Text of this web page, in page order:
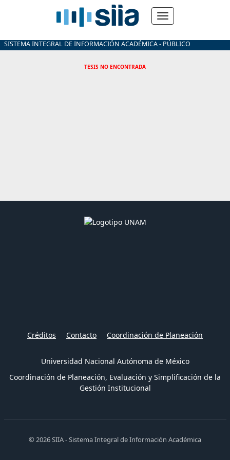
SISTEMA INTEGRAL DE INFORMACIÓN ACADÉMICA - PÚBLICO
TESIS NO ENCONTRADA
Créditos Contacto Coordinación de Planeación
Universidad Nacional Autónoma de México
Coordinación de Planeación, Evaluación y Simplificación de la
Gestión Institucional
© 2026 SIIA - Sistema Integral de Información Académica